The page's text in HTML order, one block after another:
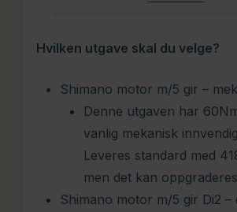
Hvilken utgave skal du velge?
Shimano motor m/5 gir –
Denne utgaven har
vanlig mekanisk
Leveres standard med
men det kan
Shimano motor m/5 gir Di2 –